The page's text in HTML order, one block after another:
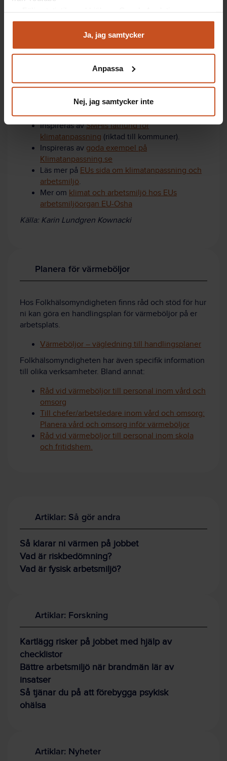
Analysera trafik för att kunna visa riktad information
Du kan när som helst återta ditt godkännande genom att
integritet@suntarbetsliv.se.
Ja, jag samtycker
Anpassa
Nej, jag samtycker inte
systematiska arbetsmiljöarbetet.
klimat och folkhälsa, samt vägledningen i rutan
här intill.
Inspireras avSMHIs lathund för
klimatanpassning (riktad till kommuner).
Inspireras av goda exempel på
Klimatanpassning.se
Läs mer på EUs sida om klimatanpassning och
arbetsmiljö.
Mer om klimat och arbetsmiljö hos EUs
arbetsmiljöorgan EU-Osha
Källa: Karin Lundgren Kownacki
Planera för värmeböljor
Hos Folkhälsomyndigheten finns råd och stöd för hur
ni kan göra en handlingsplan för värmeböljor på er
arbetsplats.
Värmeböljor – vägledning till handlingsplaner
Folkhälsomyndigheten har även specifik information
till olika verksamheter. Bland annat:
Råd vid värmeböljor till personal inom vård och
omsorg
Till chefer/arbetsledare inom vård och omsorg:
Planera vård och omsorg inför värmeböljor
Råd vid värmeböljor till personal inom skola
och fritidshem.
Artiklar: Så gör andra
Så klarar ni värmen på jobbet
Vad är riskbedömning?
Vad är fysisk arbetsmiljö?
Artiklar: Forskning
Kartlägg risker på jobbet med hjälp av
checklistor
Bättre arbetsmiljö när brandmän lär av
insatser
Så tjänar du på att förebygga psykisk
ohälsa
Artiklar: Nyheter